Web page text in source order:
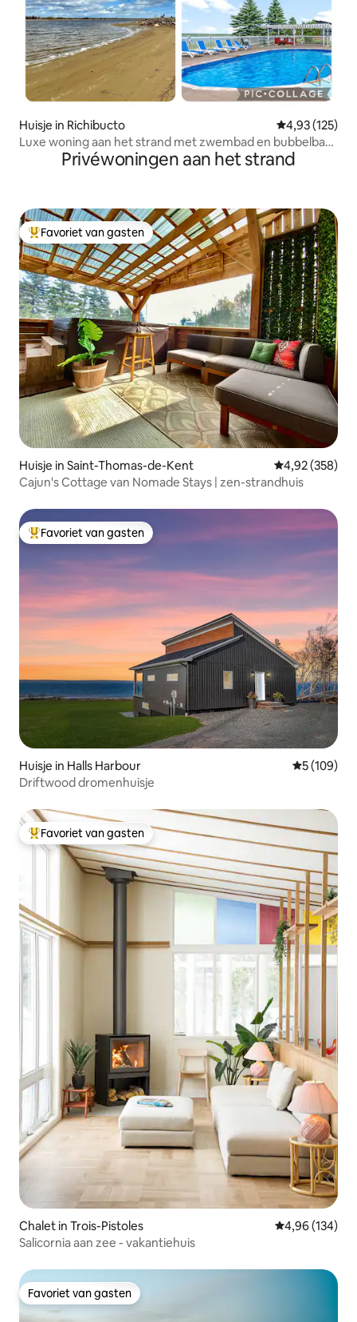
Huisje in Richibucto Gemiddelde
4,93 (125)
Luxe woning aan het strand met zwembad en bubbelbad
Privéwoningen aan het strand
Topfavoriet van gasten
Favoriet van gasten
Huisje in Saint-Thomas-de-Kent Gemiddelde
4,92 (358)
Cajun's Cottage van Nomade Stays | zen-strandhuis
Topfavoriet van gasten
Favoriet van gasten
Huisje in Halls Harbour
5 (109)
Driftwood dromenhuisje
Topfavoriet van gasten
Favoriet van gasten
Chalet in Trois-Pistoles Gemiddelde
4,96 (134)
Salicornia aan zee - vakantiehuis
Favoriet van gasten
Favoriet van gasten